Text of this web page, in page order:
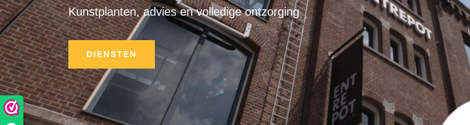
Kunstplanten, advies en volledige ontzorging
DIENSTEN